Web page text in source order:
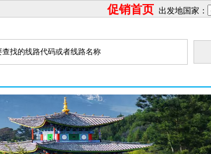
促销首页 出发地国家：